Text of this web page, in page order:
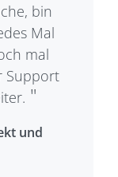
bin
Mal
mal
Support
und